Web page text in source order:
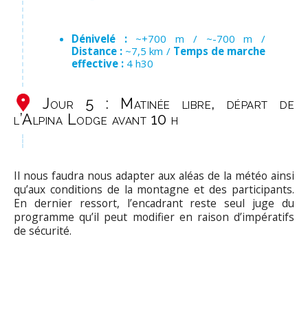
Dénivelé : ~+700 m / ~-700 m /
Distance : ~7,5 km / Temps de marche
effective : 4 h30
Jour 5 : Matinée libre, départ de
l’Alpina Lodge avant 10 h
Il nous faudra nous adapter aux aléas de la météo ainsi
qu’aux conditions de la montagne et des participants.
En dernier ressort, l’encadrant reste seul juge du
programme qu’il peut modifier en raison d’impératifs
de sécurité.